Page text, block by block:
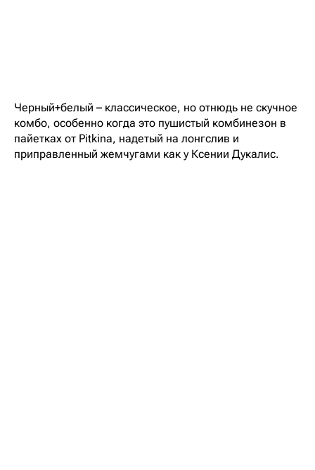
Черный+белый – классическое, но отнюдь не скучное
комбо, особенно когда это пушистый комбинезон в
пайетках от Pitkina, надетый на лонгслив и
приправленный жемчугами как у Ксении Дукалис.